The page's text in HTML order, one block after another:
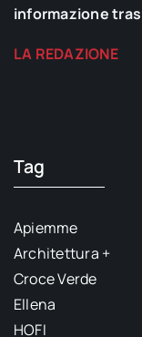
informazione
LA REDAZIONE
Tag
Apiemme
Architettura +
Croce Verde
Ellena
HOFI